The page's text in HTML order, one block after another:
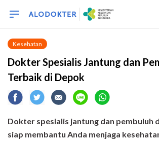
Kesehatan
Dokter Spesialis Jantung dan
Terbaik di Depok
Dokter spesialis jantung dan pembuluh
siap membantu Anda menjaga